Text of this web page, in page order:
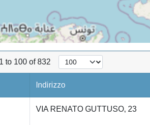
to 100 of 832
Indirizzo
VIA RENATO GUTTUSO, 23